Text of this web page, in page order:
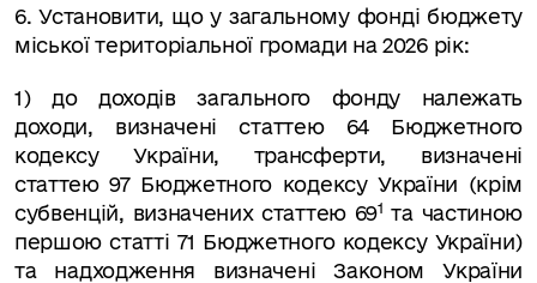
6. Установити, що у загальному фонді бюджету
міської територіальної громади на 2026 рік:
1) до доходів загального фонду належать
доходи, визначені статтею 64
Бюджетного
кодексу України, трансферти, визначені
статтею 97 Бюджетного кодексу України (крім
субвенцій, визначених статтею 691 та частиною
першою статті 71 Бюджетного кодексу України)
та надходження визначені Законом України